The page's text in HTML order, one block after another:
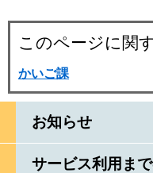
お知らせ
サービス利用ま
このページに関
かいご課